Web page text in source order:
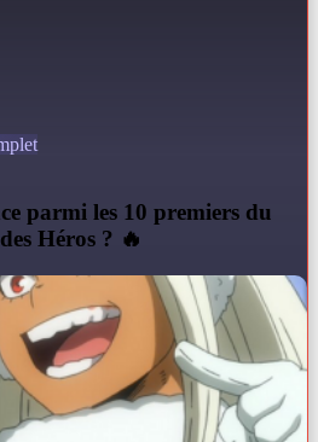
parmi les 10 premiers du
Héros ? 🔥